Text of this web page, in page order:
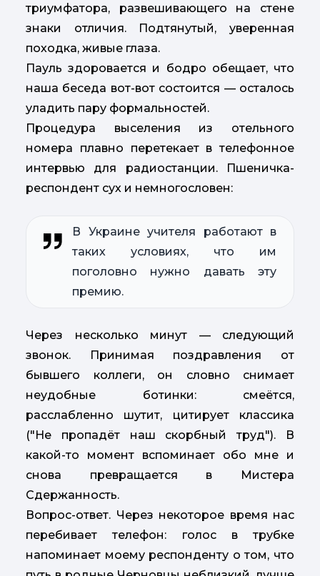
триумфатора, развешивающего на стене
знаки отличия. Подтянутый, уверенная
походка, живые глаза.
Пауль здоровается и бодро обещает, что
наша беседа вот-вот состоится — осталось
уладить пару формальностей.
Процедура выселения из отельного
номера плавно перетекает в телефонное
интервью для радиостанции. Пшеничка-
респондент сух и немногословен:
В Украине учителя работают в
таких условиях, что им
поголовно нужно давать эту
премию.
Через несколько минут — следующий
звонок. Принимая поздравления от
бывшего коллеги, он словно снимает
неудобные ботинки: смеётся,
расслабленно шутит, цитирует классика
("Не пропадёт наш скорбный труд"). В
какой-то момент вспоминает обо мне и
снова превращается в Мистера
Сдержанность.
Вопрос-ответ. Через некоторое время нас
перебивает телефон: голос в трубке
напоминает моему респонденту о том, что